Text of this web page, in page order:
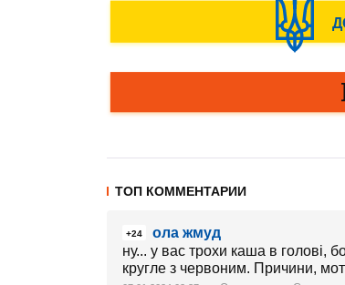
ТОП КОММЕНТАРИИ
+24
ола жмуд
ну... у вас трохи каша в голові,
кругле з червоним. Причини,